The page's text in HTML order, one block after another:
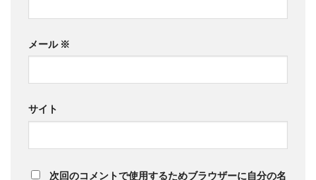
メール ※
サイト
次回のコメントで使用するためブラウザーに自分の名